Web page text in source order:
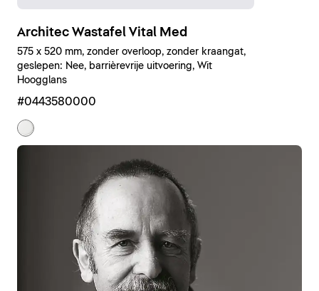
Architec Wastafel Vital Med
575 x 520 mm, zonder overloop, zonder kraangat,
geslepen: Nee, barrièrevrije uitvoering, Wit
Hoogglans
#0443580000